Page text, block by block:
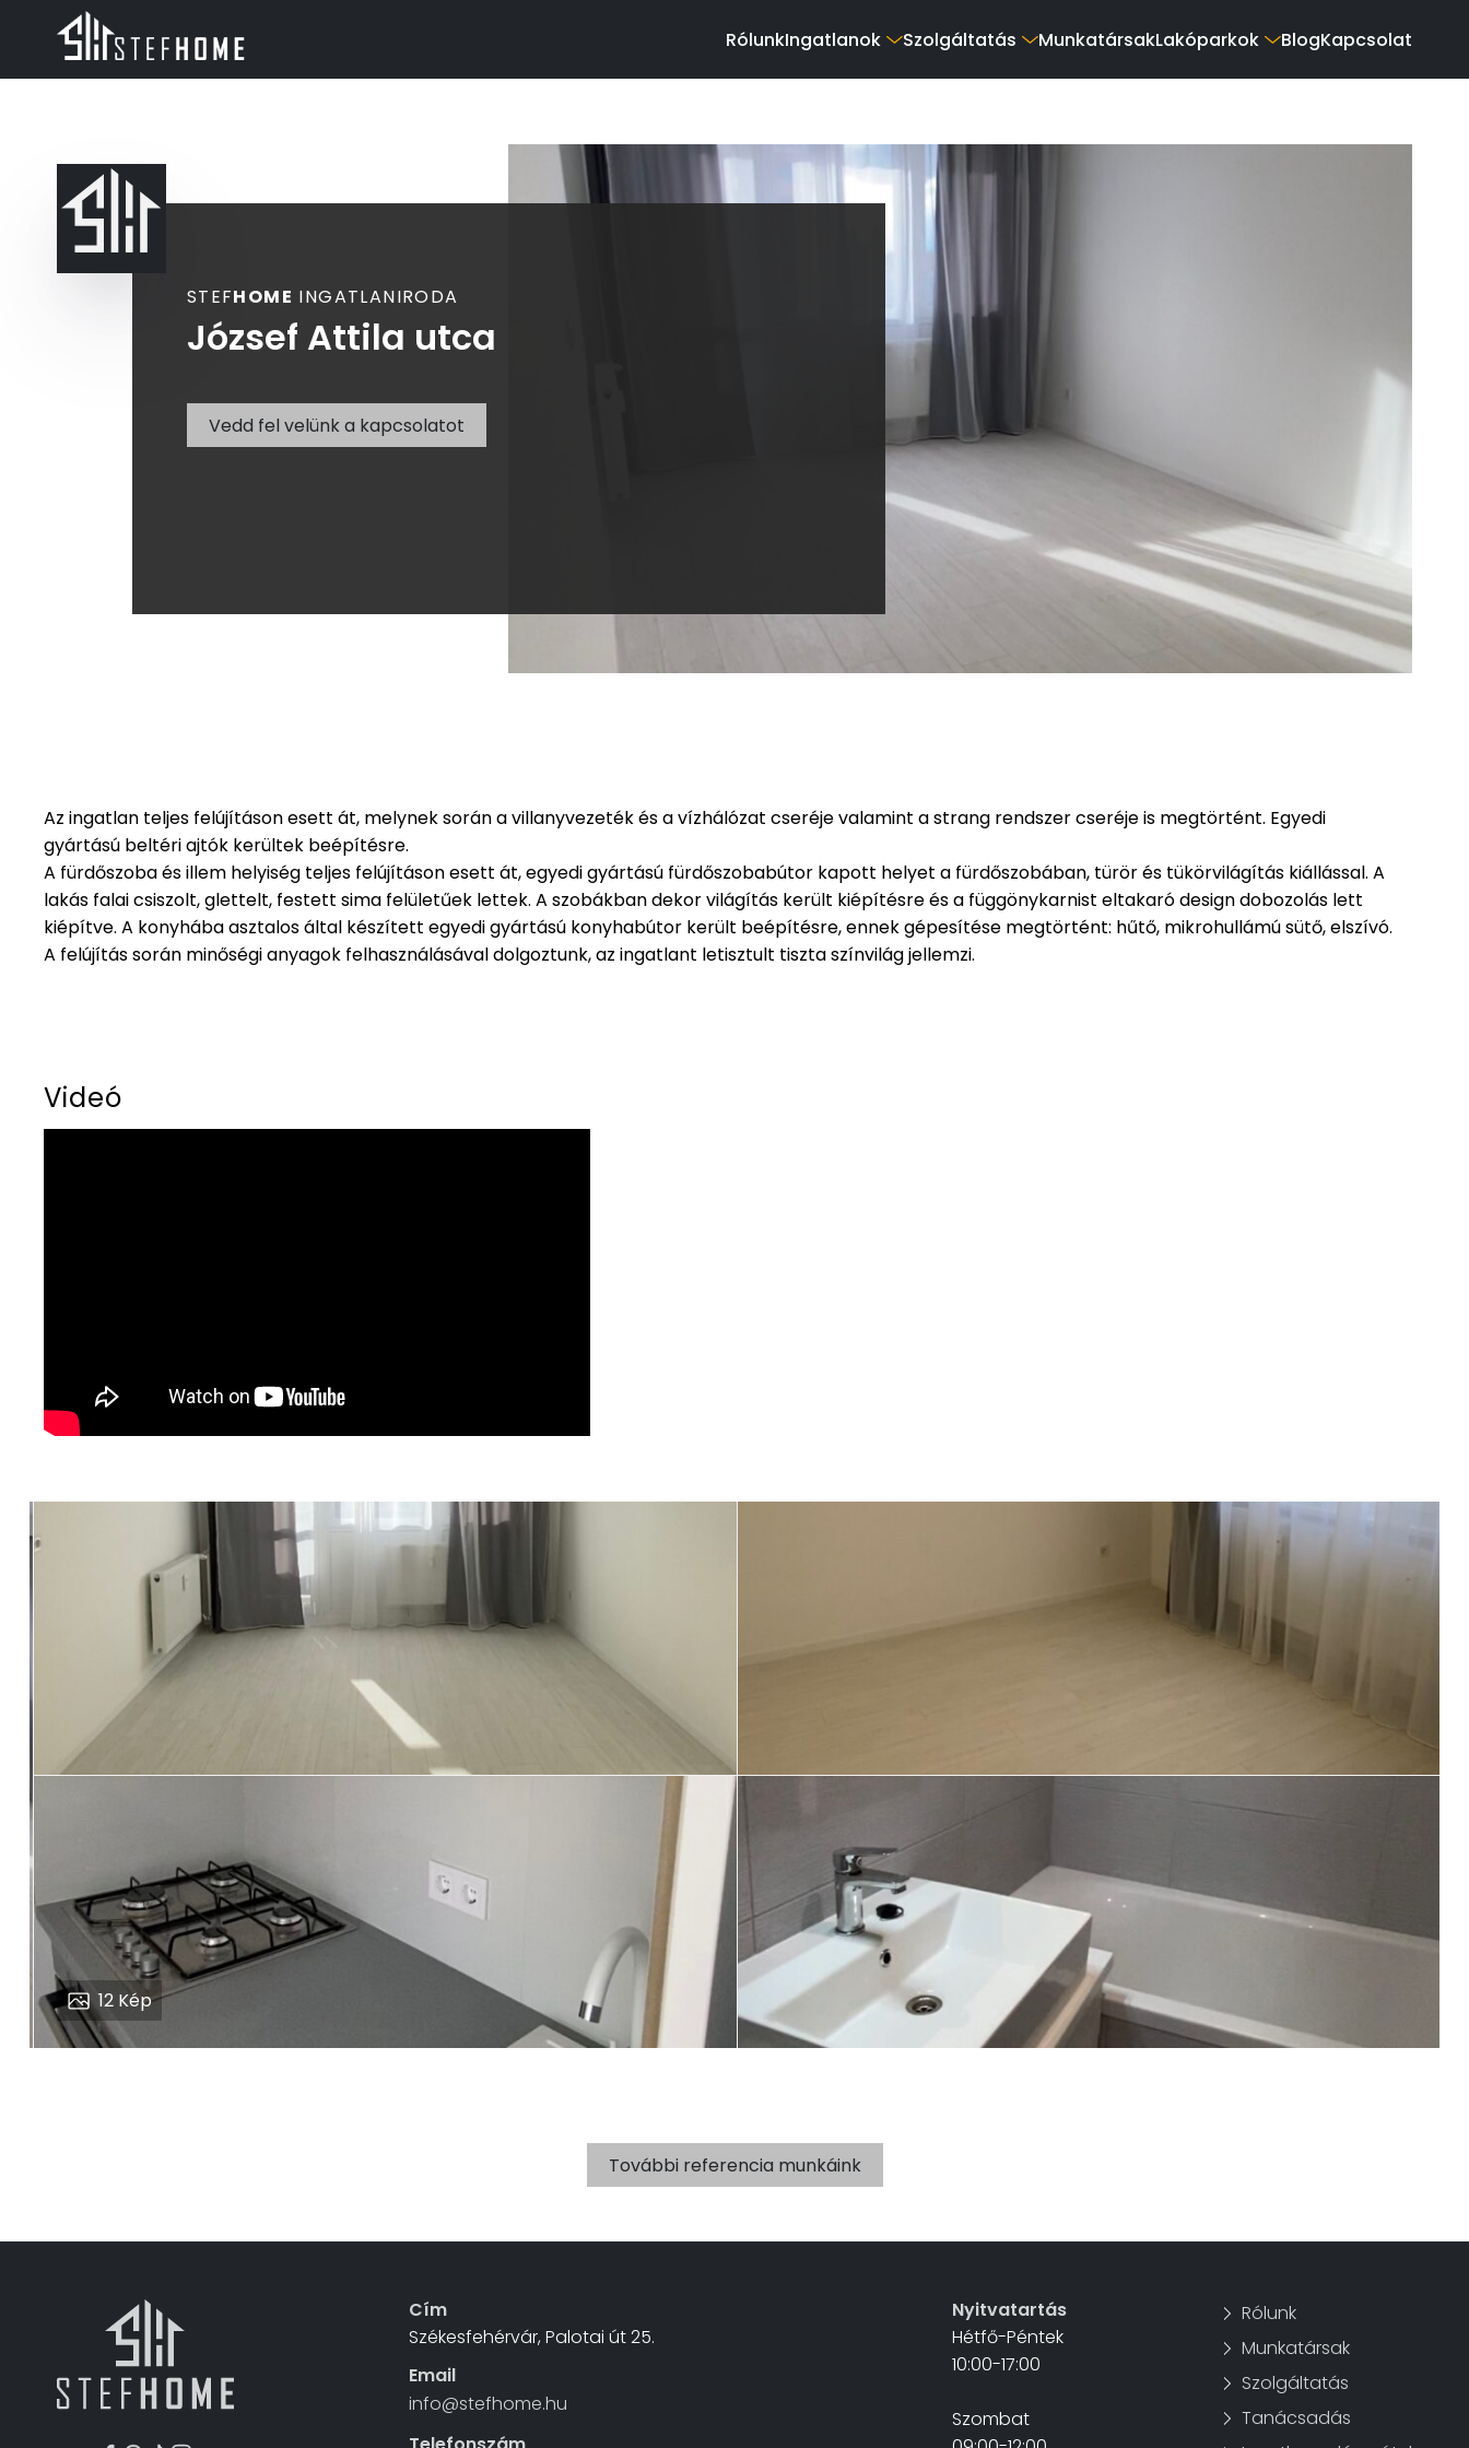
RólunkIngatlanok Szolgáltatás MunkatársakLakóparkok BlogKapcsolat
STEFHOME INGATLANIRODA
József Attila utca
Vedd fel velünk a kapcsolatot
Az ingatlan teljes felújításon esett át, melynek során a villanyvezeték és a vízhálózat cseréje valamint a strang rendszer cseréje is megtörtént. Egyedi
gyártású beltéri ajtók kerültek beépítésre.
A fürdőszoba és illem helyiség teljes felújításon esett át, egyedi gyártású fürdőszobabútor kapott helyet a fürdőszobában, türör és tükörvilágítás kiállással. A
lakás falai csiszolt, glettelt, festett sima felületűek lettek. A szobákban dekor világítás került kiépítésre és a függönykarnist eltakaró design dobozolás lett
kiépítve. A konyhába asztalos által készített egyedi gyártású konyhabútor került beépítésre, ennek gépesítése megtörtént: hűtő, mikrohullámú sütő, elszívó.
A felújítás során minőségi anyagok felhasználásával dolgoztunk, az ingatlant letisztult tiszta színvilág jellemzi.
Videó
12 Kép
További referencia munkáink
Cím
Székesfehérvár, Palotai út 25.
Email
info@stefhome.hu
Nyitvatartás
Hétfő-Péntek
10:00-17:00
Szombat
Rólunk
Munkatársak
Szolgáltatás
Tanácsadás